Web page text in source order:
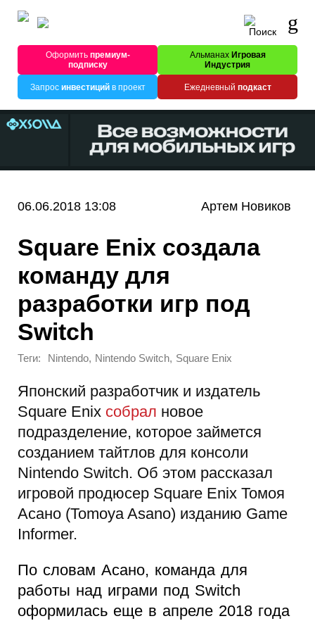
Оформитьпремиум-
подписку
Альманах Игровая
Индустрия
Запрос инвестицийв проект Ежедневный подкаст
06.06.2018 13:08 Артем Новиков
Square Enix создала
команду для
разработки игр под
Switch
Теги: Nintendo, Nintendo Switch, Square Enix
Японский разработчик и издатель
Square Enix собрал новое
подразделение, которое займется
созданием тайтлов для консоли
Nintendo Switch. Об этом рассказал
игровой продюсер Square Enix Томоя
Асано (Tomoya Asano) изданию Game
Informer.
По словам Асано, команда для
работы над играми под Switch
оформилась еще в апреле 2018 года